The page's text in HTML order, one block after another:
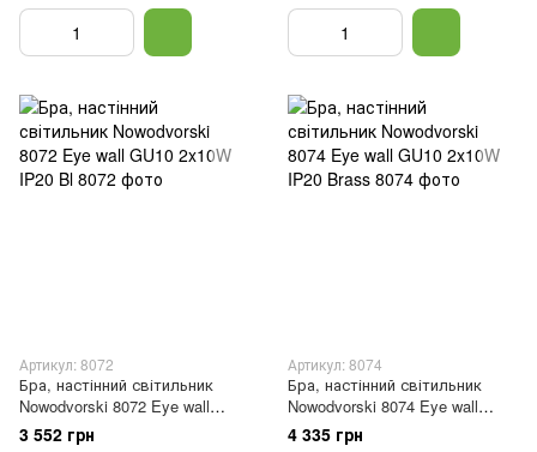
Артикул: 8072
Бра, настінний світильник
Nowodvorski 8072 Eye wall
GU10 2x10W IP20 Bl
3 552 грн
Артикул: 8074
Бра, настінний світильник
Nowodvorski 8074 Eye wall
GU10 2x10W IP20 Brass
4 335 грн